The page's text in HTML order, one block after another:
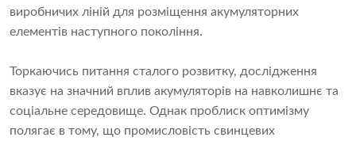
виробничих ліній для розміщення акумуляторних
елементів наступного покоління.
Торкаючись питання сталого розвитку, дослідження
вказує на значний вплив акумуляторів на навколишнє та
соціальне середовище. Однак проблиск оптимізму
полягає в тому, що промисловість свинцевих